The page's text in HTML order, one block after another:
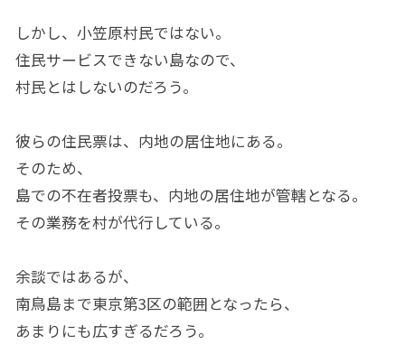
しかし、小笠原村民ではない。
住民サービスできない島なので、
村民とはしないのだろう。
彼らの住民票は、内地の居住地にある。
そのため、
島での不在者投票も、内地の居住地が管轄となる。
その業務を村が代行している。
余談ではあるが、
南鳥島まで東京第3区の範囲となったら、
あまりにも広すぎるだろう。